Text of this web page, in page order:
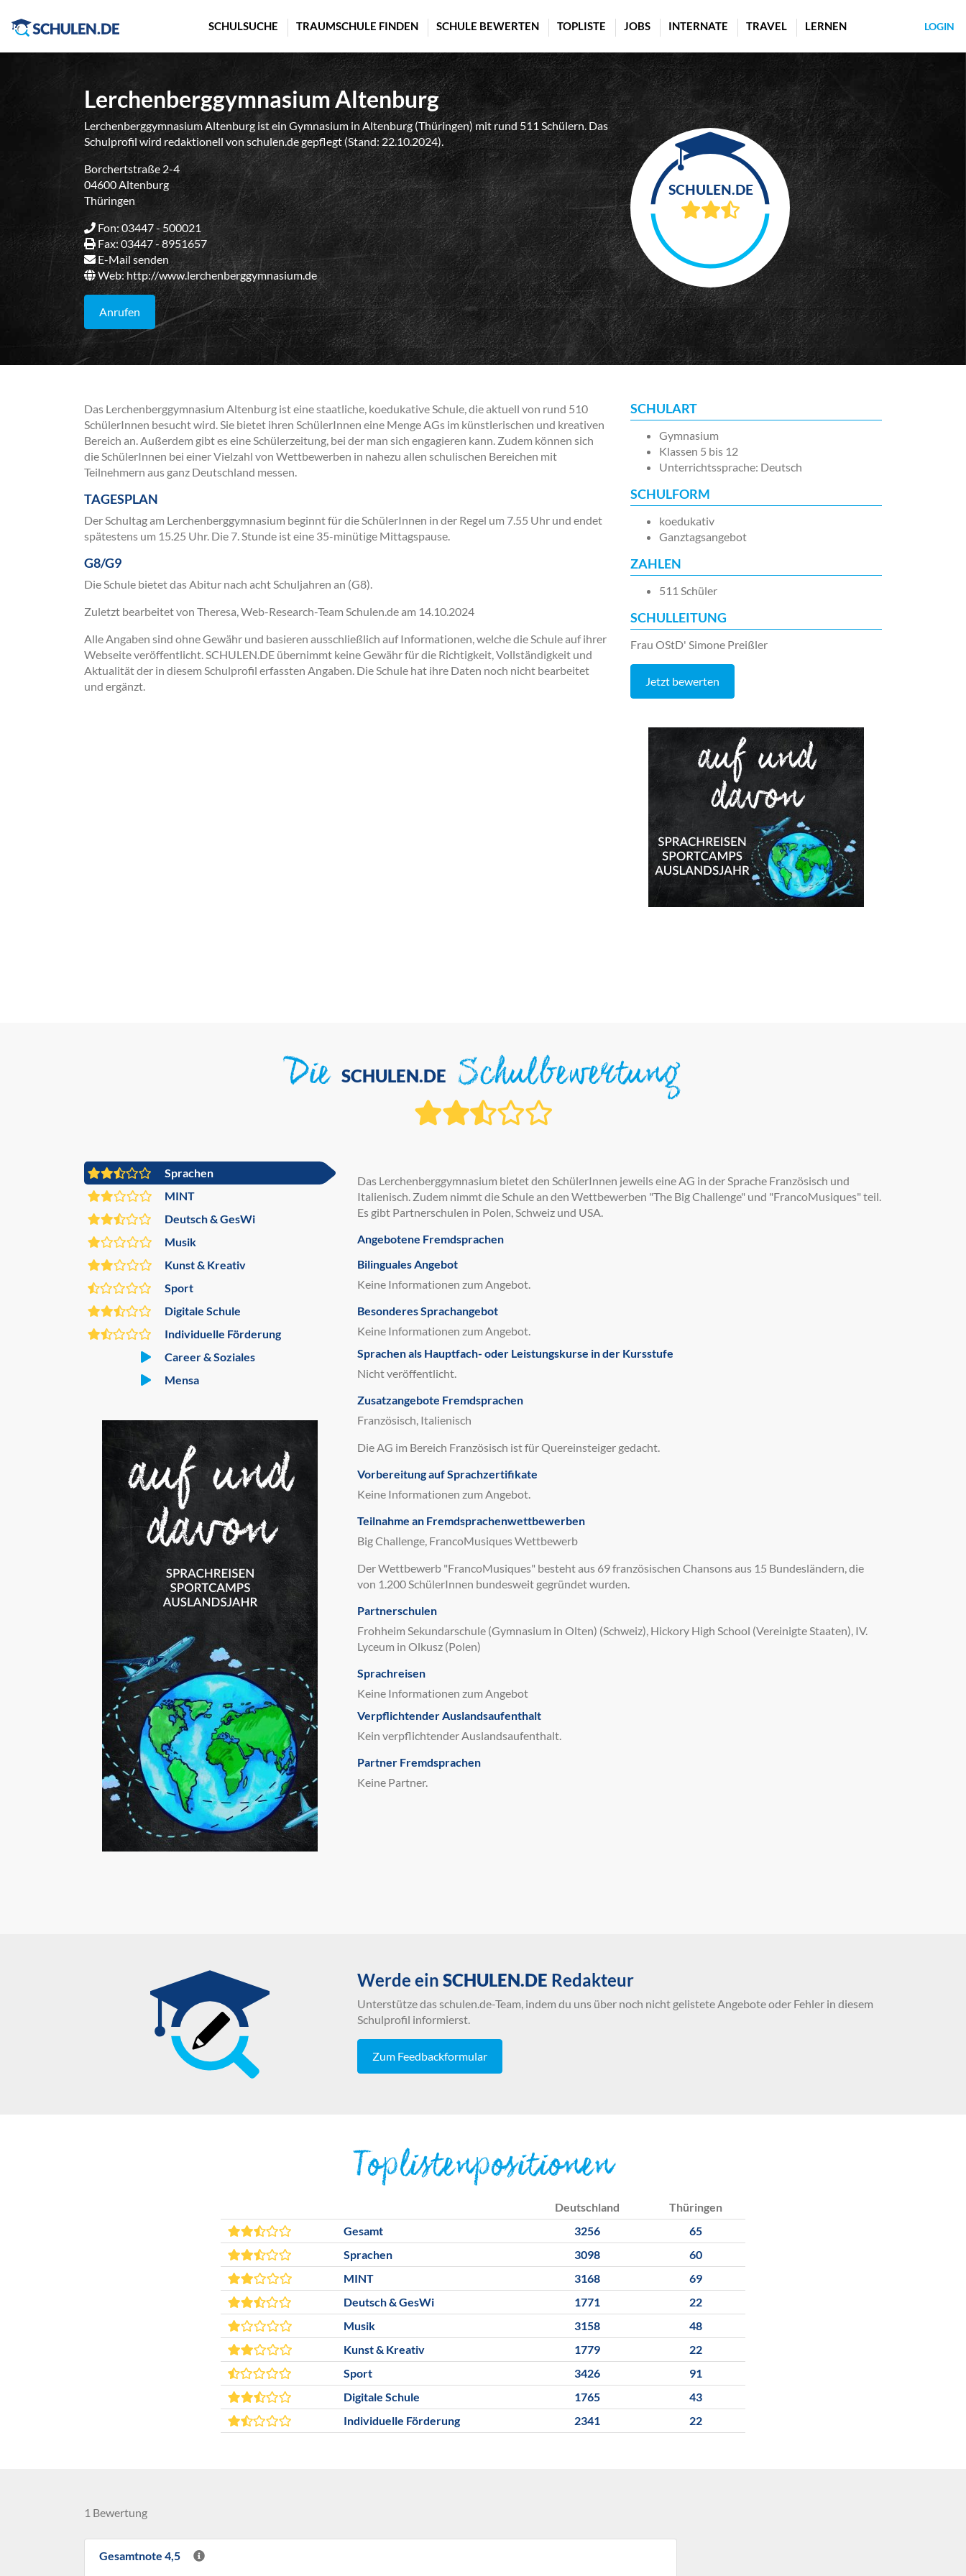
SCHULSUCHE TRAUMSCHULE FINDEN SCHULE BEWERTEN TOPLISTE JOBS INTERNATE TRAVEL LERNEN LOGIN
Lerchenberggymnasium Altenburg
Lerchenberggymnasium Altenburg ist ein Gymnasium in Altenburg (Thüringen) mit rund 511 Schülern. Das
Schulprofil wird redaktionell von schulen.de gepflegt (Stand: 22.10.2024).
Borchertstraße 2-4
04600 Altenburg
Thüringen
Fon: 03447 - 500021
Fax: 03447 - 8951657
E-Mail senden
Web:http://www.lerchenberggymnasium.de
Anrufen
Das Lerchenberggymnasium Altenburg ist eine staatliche, koedukative Schule, die aktuell von rund 510
SchülerInnen besucht wird. Sie bietet ihren SchülerInnen eine Menge AGs im künstlerischen und kreativen
Bereich an. Außerdem gibt es eine Schülerzeitung, bei der man sich engagieren kann. Zudem können sich
die SchülerInnen bei einer Vielzahl von Wettbewerben in nahezu allen schulischen Bereichen mit
Teilnehmern aus ganz Deutschland messen.
TAGESPLAN
Der Schultag am Lerchenberggymnasium beginnt für die SchülerInnen in der Regel um 7.55 Uhr und endet
spätestens um 15.25 Uhr. Die 7. Stunde ist eine 35-minütige Mittagspause.
G8/G9
Die Schule bietet das Abitur nach acht Schuljahren an (G8).
Zuletzt bearbeitet von Theresa, Web-Research-Team Schulen.de am 14.10.2024
Alle Angaben sind ohne Gewähr und basieren ausschließlich auf Informationen, welche die Schule auf ihrer
Webseite veröffentlicht. SCHULEN.DE übernimmt keine Gewähr für die Richtigkeit, Vollständigkeit und
Aktualität der in diesem Schulprofil erfassten Angaben. Die Schule hat ihre Daten noch nicht bearbeitet
und ergänzt.
SCHULART
Gymnasium
Klassen 5 bis 12
Unterrichtssprache: Deutsch
SCHULFORM
koedukativ
Ganztagsangebot
ZAHLEN
511 Schüler
SCHULLEITUNG
Frau OStD' Simone Preißler
Jetzt bewerten
Die SCHULEN.DE Schulbewertung
Sprachen
MINT
Deutsch & GesWi
Musik
Kunst & Kreativ
Sport
Digitale Schule
Individuelle Förderung
Career & Soziales
Mensa
Das Lerchenberggymnasium bietet den SchülerInnen jeweils eine AG in der Sprache Französisch und
Italienisch. Zudem nimmt die Schule an den Wettbewerben "The Big Challenge" und "FrancoMusiques" teil.
Es gibt Partnerschulen in Polen, Schweiz und USA.
Angebotene Fremdsprachen
Bilinguales Angebot
Keine Informationen zum Angebot.
Besonderes Sprachangebot
Keine Informationen zum Angebot.
Sprachen als Hauptfach- oder Leistungskurse in der Kursstufe
Nicht veröffentlicht.
Zusatzangebote Fremdsprachen
Französisch, Italienisch
Die AG im Bereich Französisch ist für Quereinsteiger gedacht.
Vorbereitung auf Sprachzertifikate
Keine Informationen zum Angebot.
Teilnahme an Fremdsprachenwettbewerben
Big Challenge, FrancoMusiques Wettbewerb
Der Wettbewerb "FrancoMusiques" besteht aus 69 französischen Chansons aus 15 Bundesländern, die
von 1.200 SchülerInnen bundesweit gegründet wurden.
Partnerschulen
Frohheim Sekundarschule (Gymnasium in Olten) (Schweiz), Hickory High School (Vereinigte Staaten), IV.
Lyceum in Olkusz (Polen)
Sprachreisen
Keine Informationen zum Angebot
Verpflichtender Auslandsaufenthalt
Kein verpflichtender Auslandsaufenthalt.
Partner Fremdsprachen
Keine Partner.
Werde ein SCHULEN.DE Redakteur
Unterstütze das schulen.de-Team, indem du uns über noch nicht gelistete Angebote oder Fehler in diesem
Schulprofil informierst.
Zum Feedbackformular
Toplistenpositionen
Deutschland
Thüringen
Gesamt
3256
65
Sprachen
3098
60
MINT
3168
69
Deutsch & GesWi
1771
22
Musik
3158
48
Kunst & Kreativ
1779
22
Sport
3426
91
Digitale Schule
1765
43
Individuelle Förderung
2341 22
1 Bewertung
Gesamtnote 4,5